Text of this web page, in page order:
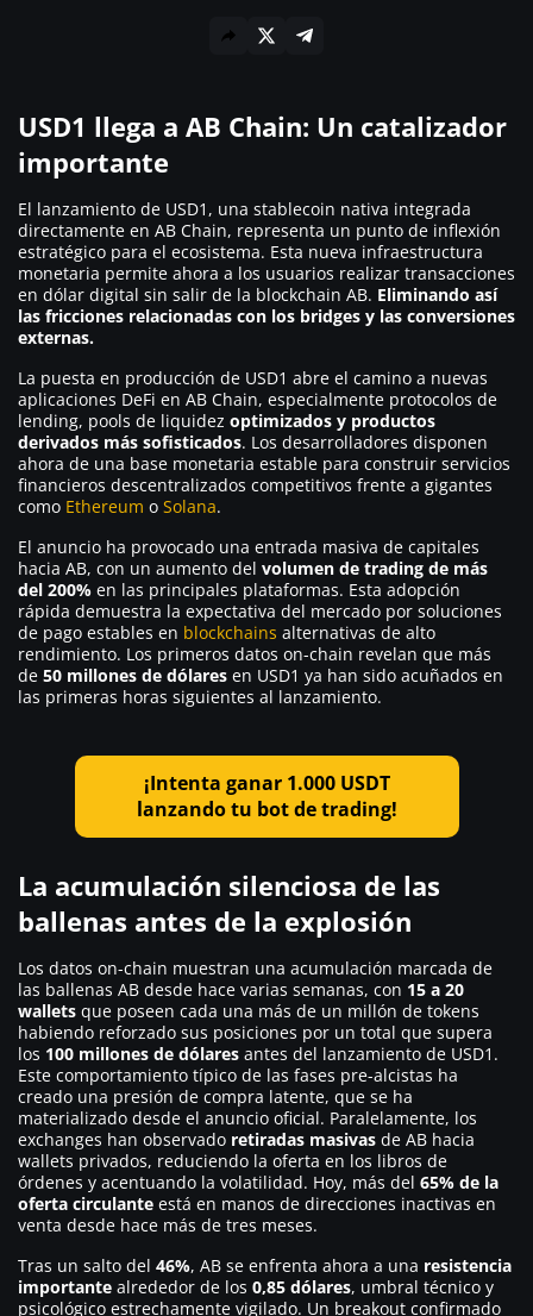
USD1 llega a AB Chain: Un catalizador
importante
El lanzamiento de USD1, una stablecoin nativa integrada
directamente en AB Chain, representa un punto de inflexión
estratégico para el ecosistema. Esta nueva infraestructura
monetaria permite ahora a los usuarios realizar transacciones
en dólar digital sin salir de la blockchain AB. Eliminando así
las fricciones relacionadas con los bridges y las conversiones
externas.
La puesta en producción de USD1 abre el camino a nuevas
aplicaciones DeFi en AB Chain, especialmente protocolos de
lending, pools de liquidez optimizados y productos
derivados más sofisticados. Los desarrolladores disponen
ahora de una base monetaria estable para construir servicios
financieros descentralizados competitivos frente a gigantes
como Ethereum o Solana.
El anuncio ha provocado una entrada masiva de capitales
hacia AB, con un aumento del volumen de trading de más
del 200% en las principales plataformas. Esta adopción
rápida demuestra la expectativa del mercado por soluciones
de pago estables en blockchains alternativas de alto
rendimiento. Los primeros datos on-chain revelan que más
de 50 millones de dólares en USD1 ya han sido acuñados en
las primeras horas siguientes al lanzamiento.
¡Intenta ganar 1.000 USDT
lanzando tu bot de trading!
La acumulación silenciosa de las
ballenas antes de la explosión
Los datos on-chain muestran una acumulación marcada de
las ballenas AB desde hace varias semanas, con 15 a 20
wallets que poseen cada una más de un millón de tokens
habiendo reforzado sus posiciones por un total que supera
los 100 millones de dólares antes del lanzamiento de USD1.
Este comportamiento típico de las fases pre-alcistas ha
creado una presión de compra latente, que se ha
materializado desde el anuncio oficial. Paralelamente, los
exchanges han observado retiradas masivas de AB hacia
wallets privados, reduciendo la oferta en los libros de
órdenes y acentuando la volatilidad. Hoy, más del 65% de la
oferta circulante está en manos de direcciones inactivas en
venta desde hace más de tres meses.
Tras un salto del 46%, AB se enfrenta ahora a una resistencia
importante alrededor de los 0,85 dólares, umbral técnico y
psicológico estrechamente vigilado. Un breakout confirmado